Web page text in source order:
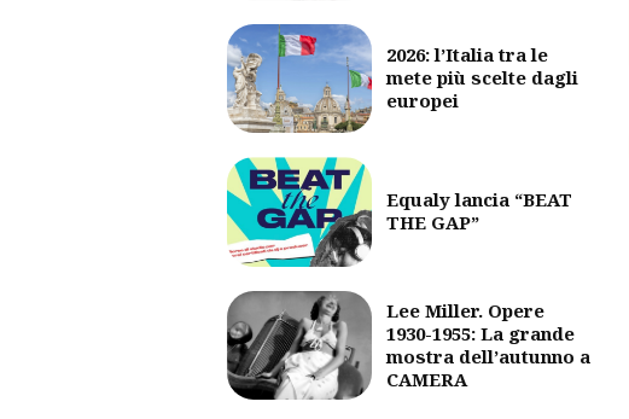
2026: l’Italia tra le
mete più scelte dagli
europei
Equaly lancia “BEAT
THE GAP”
Lee Miller. Opere
1930-1955: La grande
mostra dell’autunno a
CAMERA